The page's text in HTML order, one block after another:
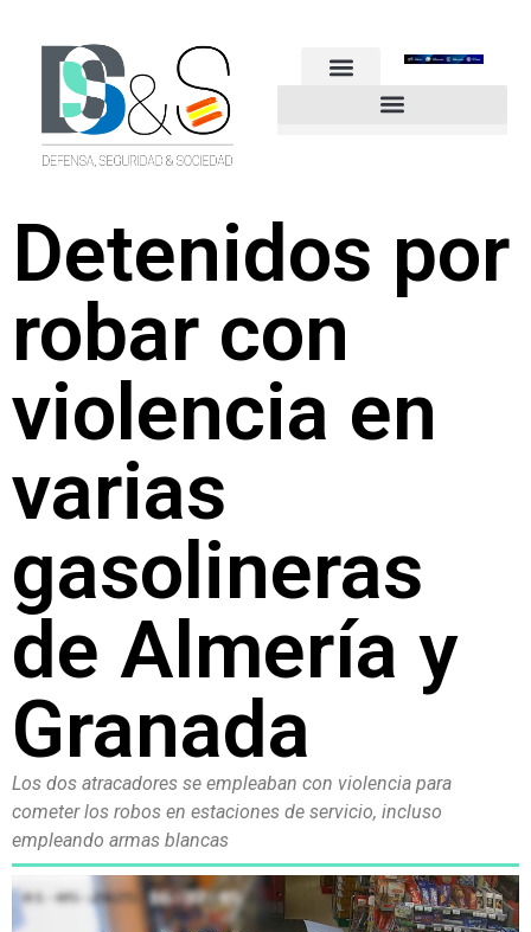
Detenidos por
robar con
violencia en
varias
gasolineras
de Almería y
Granada
Los dos atracadores se empleaban con violencia para
cometer los robos en estaciones de servicio, incluso
empleando armas blancas